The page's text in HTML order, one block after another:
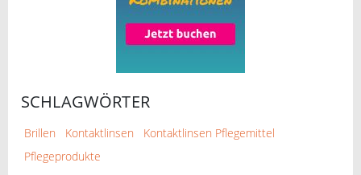
SCHLAGWÖRTER
Brillen Kontaktlinsen
Kontaktlinsen Pflegemittel
Pflegeprodukte